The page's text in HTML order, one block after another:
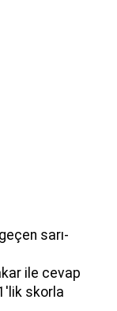
sarı-
ile cevap
skorla